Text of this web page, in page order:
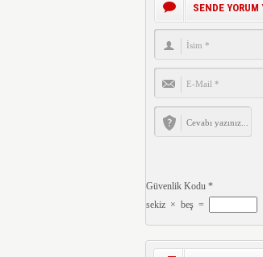
SENDE YORUM
Güvenlik Kodu *
sekiz × beş =